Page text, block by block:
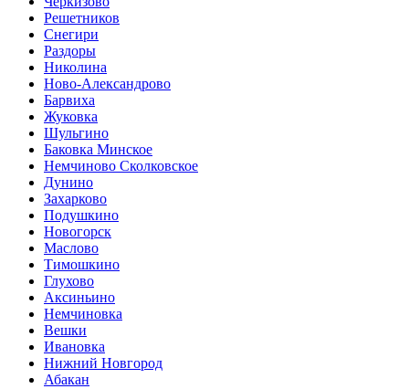
Решетников
Снегири
Раздоры
Николина
Ново-Александрово
Барвиха
Жуковка
Шульгино
Баковка Минское
Немчиново Сколковское
Дунино
Захарково
Подушкино
Новогорск
Маслово
Тимошкино
Глухово
Аксиньино
Немчиновка
Вешки
Ивановка
Нижний Новгород
Абакан